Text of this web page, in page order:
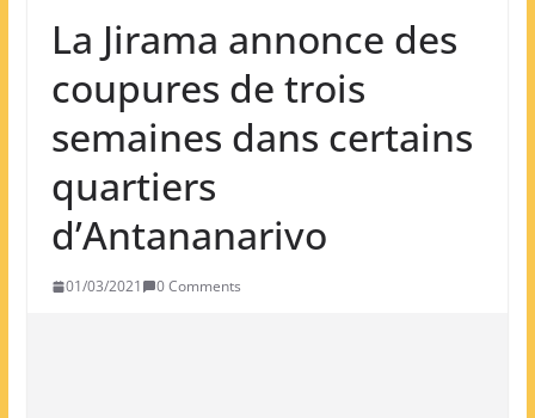
La Jirama annonce des
coupures de trois
semaines dans certains
quartiers
d’Antananarivo
01/03/2021 0 Comments